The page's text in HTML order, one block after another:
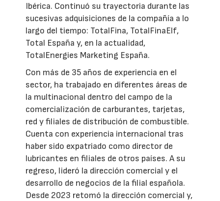
Ibérica. Continuó su trayectoria durante las
sucesivas adquisiciones de la compañía a lo
largo del tiempo: TotalFina, TotalFinaElf,
Total España y, en la actualidad,
TotalEnergies Marketing España.
Con más de 35 años de experiencia en el
sector, ha trabajado en diferentes áreas de
la multinacional dentro del campo de la
comercialización de carburantes, tarjetas,
red y filiales de distribución de combustible.
Cuenta con experiencia internacional tras
haber sido expatriado como director de
lubricantes en filiales de otros países. A su
regreso, lideró la dirección comercial y el
desarrollo de negocios de la filial española.
Desde 2023 retomó la dirección comercial y,